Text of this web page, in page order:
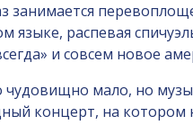
языке, распевая
и совсем новое
мало, но
концерт, на